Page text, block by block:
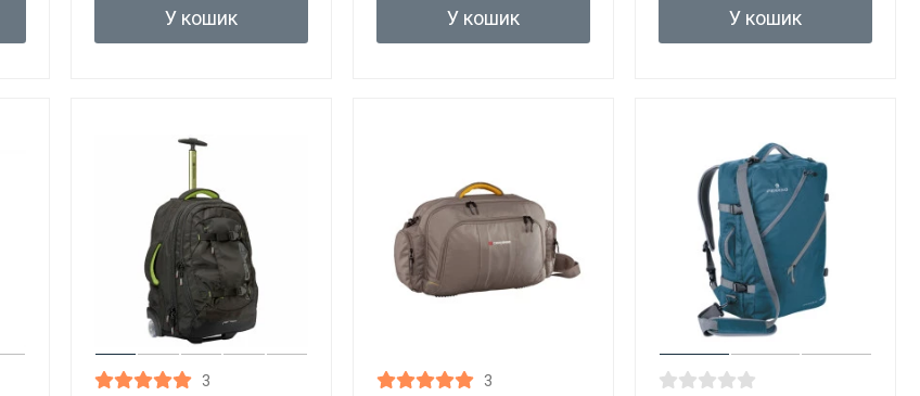
У кошик У кошик У кошик
3 3